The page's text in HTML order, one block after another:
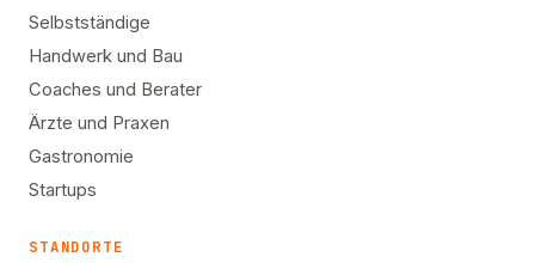
Selbstständige
Handwerk und Bau
Coaches und Berater
Ärzte und Praxen
Gastronomie
Startups
STANDORTE